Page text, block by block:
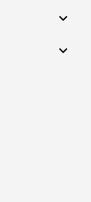
expand_more
expand_more